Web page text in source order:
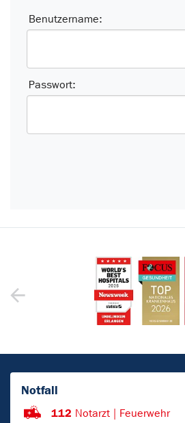
Anmelden
Benutzername:
Passwort:
Notfall
112 Notarzt | Feuerwehr